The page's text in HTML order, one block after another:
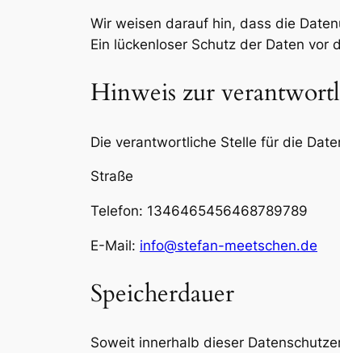
Wir weisen darauf hin, dass die
Ein lückenloser Schutz der Daten
Hinweis zur
Die verantwortliche Stelle für die
Straße
Telefon: 1346465456468789789
E-Mail: info@stefan-meetschen.de
Speicherdauer
Soweit innerhalb dieser